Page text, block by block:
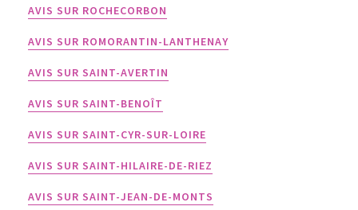
AVIS SUR ROCHECORBON
AVIS SUR ROMORANTIN-LANTHENAY
AVIS SUR SAINT-AVERTIN
AVIS SUR SAINT-BENOÎT
AVIS SUR SAINT-CYR-SUR-LOIRE
AVIS SUR SAINT-HILAIRE-DE-RIEZ
AVIS SUR SAINT-JEAN-DE-MONTS